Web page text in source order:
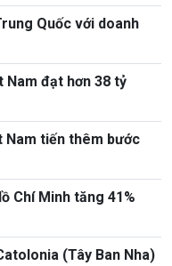
Quốc với doanh
Nam đạt hơn 38 tỷ
Nam tiến thêm bước
Chí Minh tăng 41%
(Tây Ban Nha)